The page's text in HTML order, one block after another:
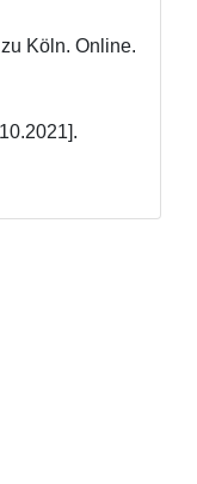
Köln. Online.